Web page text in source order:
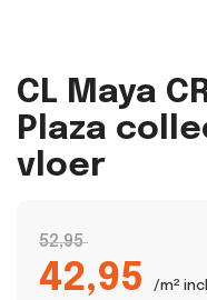
CL Maya
Plaza
vloer
52,95
42,95 /m²